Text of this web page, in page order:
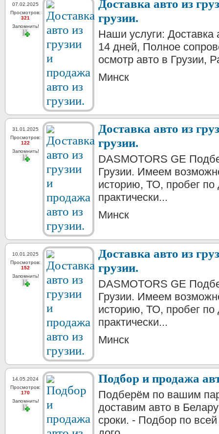
07.02.2025
Просмотров:
321
Запомнить!
Доставка авто из
грузии.
Наши услуги:
14 дней, Полное
осмотр авто в Грузии,
Минск
31.01.2025
Просмотров:
122
Запомнить!
Доставка авто из
грузии.
DASMOTORS GE
Грузии. Имеем
историю, ТО, пробег по
практически...
Минск
10.01.2025
Просмотров:
152
Запомнить!
Доставка авто из
грузии.
DASMOTORS GE
Грузии. Имеем
историю, ТО, пробег по
практически...
Минск
14.05.2024
Просмотров:
170
Запомнить!
Подбор и продажа
Подберём по вашим
доставим авто в
сроки. - Подбор по